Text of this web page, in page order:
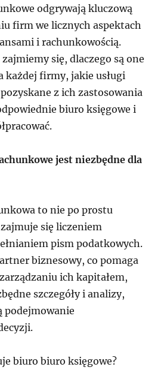
odgrywają kluczową
firm we licznych aspektach
i rachunkowością.
się, dlaczego są one
każdej firmy, jakie usługi
z ich zastosowania
biuro księgowe i
jest niezbędne dla
to nie po prostu
się liczeniem
pism podatkowych.
biznesowy, co pomaga
ich kapitałem,
szczegóły i analizy,
podejmowanie
biuro biuro księgowe?